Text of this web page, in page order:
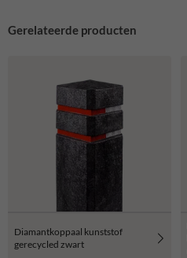
Gerelateerde producten
Diamantkoppaal kunststof
gerecycled zwart